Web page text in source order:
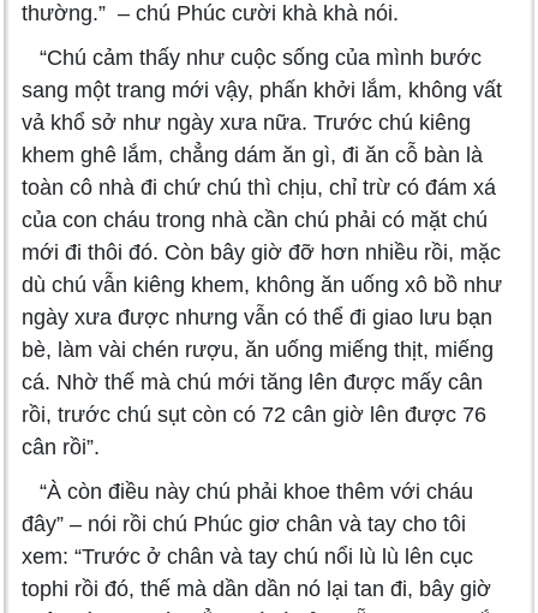
thường.” – chú Phúc cười khà khà nói.
“Chú cảm thấy như cuộc sống của mình bước
sang một trang mới vậy, phấn khởi lắm, không vất
vả khổ sở như ngày xưa nữa. Trước chú kiêng
khem ghê lắm, chẳng dám ăn gì, đi ăn cỗ bàn là
toàn cô nhà đi chứ chú thì chịu, chỉ trừ có đám xá
của con cháu trong nhà cần chú phải có mặt chú
mới đi thôi đó. Còn bây giờ đỡ hơn nhiều rồi, mặc
dù chú vẫn kiêng khem, không ăn uống xô bồ như
ngày xưa được nhưng vẫn có thể đi giao lưu bạn
bè, làm vài chén rượu, ăn uống miếng thịt, miếng
cá. Nhờ thế mà chú mới tăng lên được mấy cân
rồi, trước chú sụt còn có 72 cân giờ lên được 76
cân rồi”.
“À còn điều này chú phải khoe thêm với cháu
đây” – nói rồi chú Phúc giơ chân và tay cho tôi
xem: “Trước ở chân và tay chú nổi lù lù lên cục
tophi rồi đó, thế mà dần dần nó lại tan đi, bây giờ